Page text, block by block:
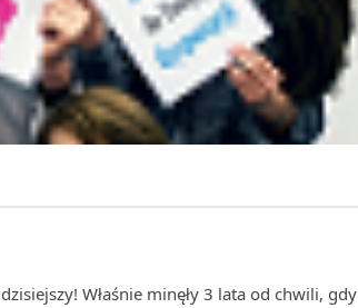
Właśnie minęły 3 lata od chwili, gdy